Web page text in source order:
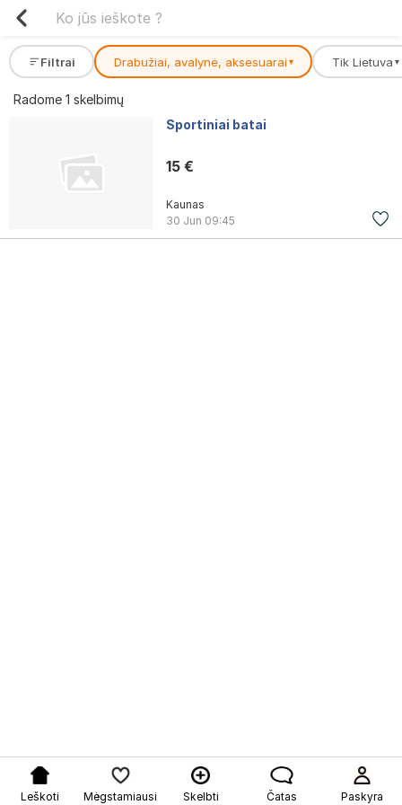
Filtrai Drabužiai, avalynė, aksesuarai ▾ Tik Lietuva ▾
Radome 1 skelbimų
Sportiniai batai
15 €
Kaunas
30 Jun 09:45
Leškoti Mėgstamiausi Skelbti Čatas Paskyra